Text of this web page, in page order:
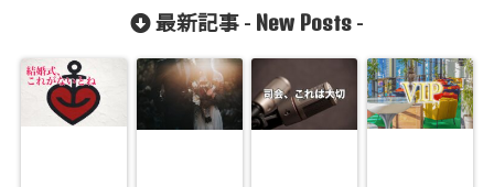
最新記事 - New Posts -